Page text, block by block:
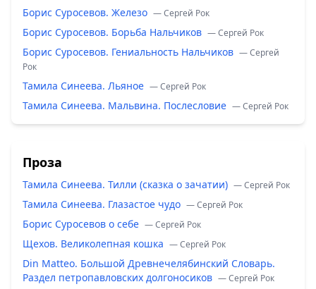
Борис Суросевов. Железо — Сергей Рок
Борис Суросевов. Борьба Нальчиков — Сергей Рок
Борис Суросевов. Гениальность Нальчиков — Сергей
Рок
Тамила Синеева. Льяное — Сергей Рок
Тамила Синеева. Мальвина. Послесловие — Сергей Рок
Проза
Тамила Синеева. Тилли (сказка о зачатии) — Сергей Рок
Тамила Синеева. Глазастое чудо — Сергей Рок
Борис Суросевов о себе — Сергей Рок
Щехов. Великолепная кошка — Сергей Рок
Din Matteo. Большой Древнечелябинский Словарь.
Раздел петропавловских долгоносиков — Сергей Рок